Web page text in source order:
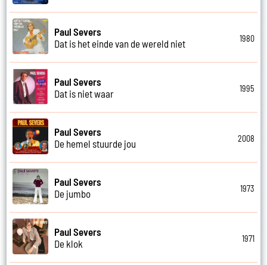
Paul Severs
Dat is het einde van de wereld niet
1980
Paul Severs
Dat is niet waar
1995
Paul Severs
De hemel stuurde jou
2008
Paul Severs
De jumbo
1973
Paul Severs
De klok
1971